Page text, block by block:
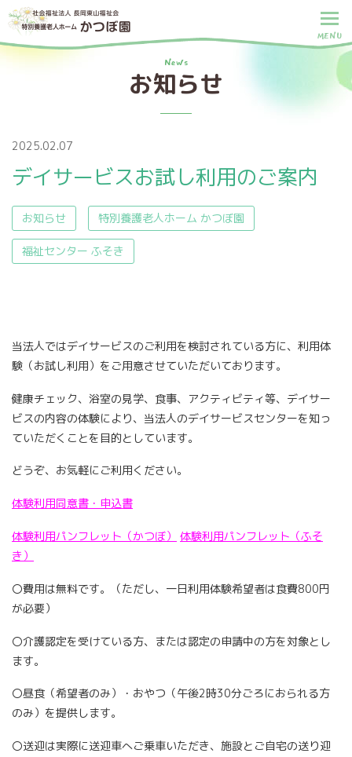
MENU
News
お知らせ
2025.02.07
デイサービスお試し利用のご案内
お知らせ 特別養護老人ホーム かつぼ園
福祉センター ふそき
当法人ではデイサービスのご利用を検討されている方に、利用体
験（お試し利用）をご用意させていただいております。
健康チェック、浴室の見学、食事、アクティビティ等、デイサー
ビスの内容の体験により、当法人のデイサービスセンターを知っ
ていただくことを目的としています。
どうぞ、お気軽にご利用ください。
体験利用同意書・申込書
体験利用パンフレット（かつぼ）
体験利用パンフレット（ふそ
き）
〇費用は無料です。（ただし、一日利用体験希望者は食費800円
が必要）
〇介護認定を受けている方、または認定の申請中の方を対象とし
ます。
〇昼食（希望者のみ）・おやつ（午後2時30分ごろにおられる方
のみ）を提供します。
〇送迎は実際に送迎車へご乗車いただき、施設とご自宅の送り迎